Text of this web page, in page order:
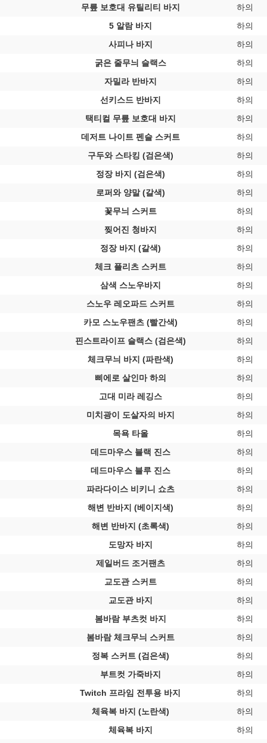
무릎 보호대 유틸리티 바지
하의
5 알람 바지
하의
사피나 바지
하의
굵은 줄무늬 슬랙스
하의
자밀라 반바지
하의
선키스드 반바지
하의
택티컬 무릎 보호대 바지
하의
데저트 나이트 펜슬 스커트
하의
구두와 스타킹 (검은색)
하의
정장 바지 (검은색)
하의
로퍼와 양말 (갈색)
하의
꽃무늬 스커트
하의
찢어진 청바지
하의
정장 바지 (갈색)
하의
체크 플리츠 스커트
하의
삼색 스노우바지
하의
스노우 레오파드 스커트
하의
카모 스노우팬츠 (빨간색)
하의
핀스트라이프 슬랙스 (검은색)
하의
체크무늬 바지 (파란색)
하의
삐에로 살인마 하의
하의
고대 미라 레깅스
하의
미치광이 도살자의 바지
하의
목욕 타올
하의
데드마우스 블랙 진스
하의
데드마우스 블루 진스
하의
파라다이스 비키니 쇼츠
하의
해변 반바지 (베이지색)
하의
해변 반바지 (초록색)
하의
도망자 바지
하의
제일버드 조거팬츠
하의
교도관 스커트
하의
교도관 바지
하의
봄바람 부츠컷 바지
하의
봄바람 체크무늬 스커트
하의
정복 스커트 (검은색)
하의
부트컷 가죽바지
하의
Twitch 프라임 전투용 바지
하의
체육복 바지 (노란색)
하의
체육복 바지
하의